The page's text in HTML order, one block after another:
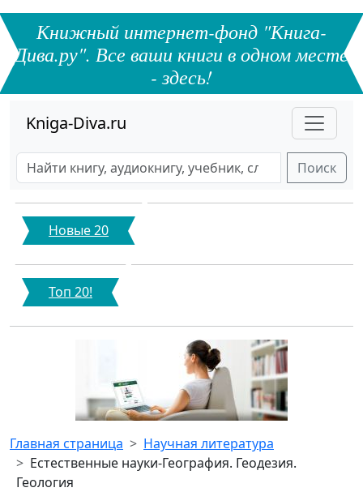
Книжный интернет-фонд "Книга-
Дива.ру". Все ваши книги в одном месте
- здесь!
Kniga-Diva.ru
Поиск
Новые 20
Топ 20!
Главная страница
Научная литература
Естественные науки-География. Геодезия.
Геология